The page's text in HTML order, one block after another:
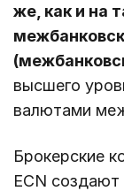
же, как и на
высшего
валютами
Брокерские
ECN